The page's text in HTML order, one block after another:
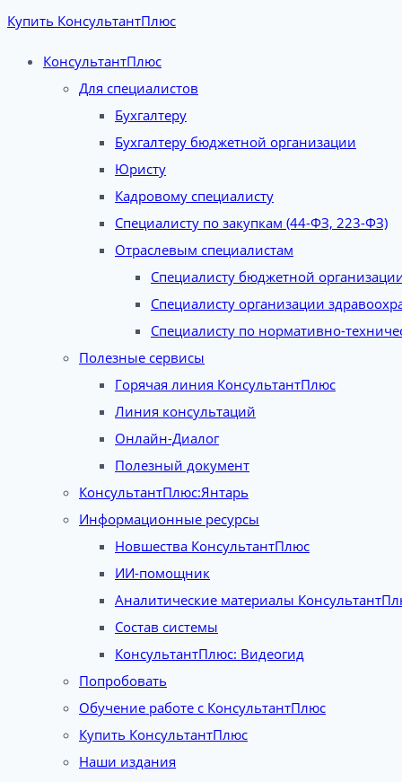
Купить КонсультантПлюс
КонсультантПлюс
Для специалистов
Бухгалтеру
Бухгалтеру бюджетной организации
Юристу
Кадровому специалисту
Специалисту по закупкам (44-ФЗ, 223-ФЗ)
Отраслевым специалистам
Специалисту бюджетной
Специалисту организации
Специалисту по нормативно-
Полезные сервисы
Горячая линия КонсультантПлюс
Линия консультаций
Онлайн-Диалог
Полезный документ
КонсультантПлюс:Янтарь
Информационные ресурсы
Новшества КонсультантПлюс
ИИ-помощник
Аналитические материалы
Состав системы
КонсультантПлюс: Видеогид
Попробовать
Обучение работе с КонсультантПлюс
Купить КонсультантПлюс
Наши издания